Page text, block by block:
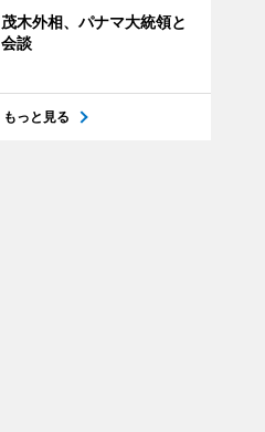
茂木外相、パナマ大統領と
会談
もっと見る